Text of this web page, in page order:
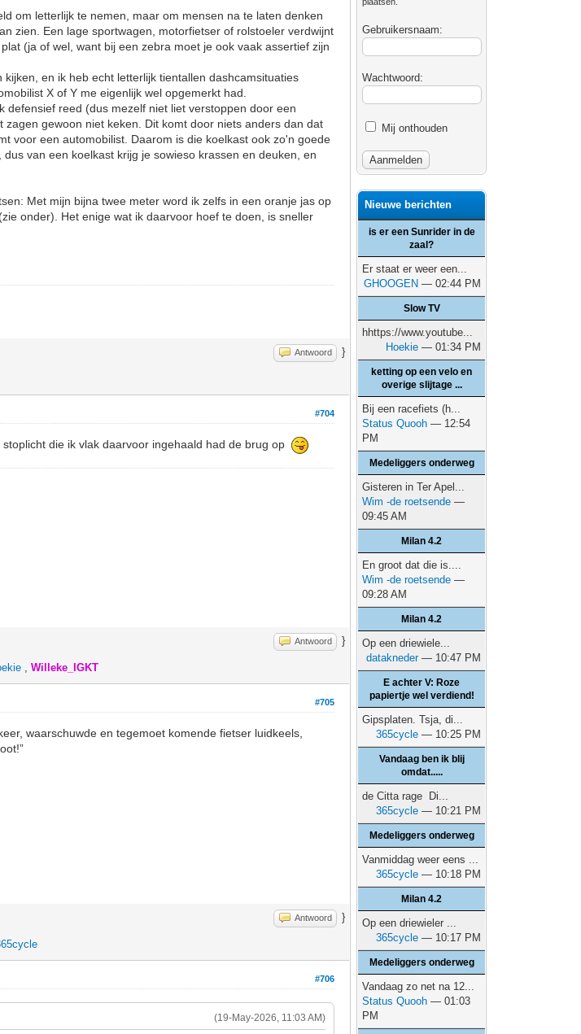
om letterlijk te nemen, maar om mensen na te laten denken
zien. Een lage sportwagen, motorfietser of rolstoeler verdwijnt
(ja of wel, want bij een zebra moet je ook vaak assertief zijn
en ik heb echt letterlijk tientallen dashcamsituaties
X of Y me eigenlijk wel opgemerkt had.
reed (dus mezelf niet liet verstoppen door een
gewoon niet keken. Dit komt door niets anders dan dat
voor een automobilist. Daarom is die koelkast ook zo'n goede
van een koelkast krijg je sowieso krassen en deuken, en
Met mijn bijna twee meter word ik zelfs in een oranje jas op
onder). Het enige wat ik daarvoor hoef te doen, is sneller
Antwoord }
#704
die ik vlak daarvoor ingehaald had de brug op
Antwoord }
,Willeke_IGKT
#705
waarschuwde en tegemoet komende fietser luidkeels,
Antwoord }
#706
(19-May-2026, 11:03 AM)
Gebruikersnaam:
Wachtwoord:
Mij onthouden
Nieuwe berichten
is er een Sunrider in de
zaal?
Er staat er weer een...
GHOOGEN — 02:44 PM
Slow TV
hhttps://www.youtube...
Hoekie — 01:34 PM
ketting op een velo en
overige slijtage ...
Bij een racefiets (h...
Status Quooh — 12:54
PM
Medeliggers onderweg
Gisteren in Ter Apel...
Wim -de roetsende —
09:45 AM
Milan 4.2
En groot dat die is....
Wim -de roetsende —
09:28 AM
Milan 4.2
Op een driewiele...
datakneder— 10:47 PM
E achter V: Roze
papiertje wel verdiend!
Gipsplaten. Tsja, di...
365cycle — 10:25 PM
Vandaag ben ik blij
omdat.....
de Citta rage Di...
365cycle — 10:21 PM
Medeliggers onderweg
Vanmiddag weer eens ...
365cycle — 10:18 PM
Milan 4.2
Op een driewieler ...
365cycle — 10:17 PM
Medeliggers onderweg
Vandaag zo net na 12...
Status Quooh — 01:03
PM